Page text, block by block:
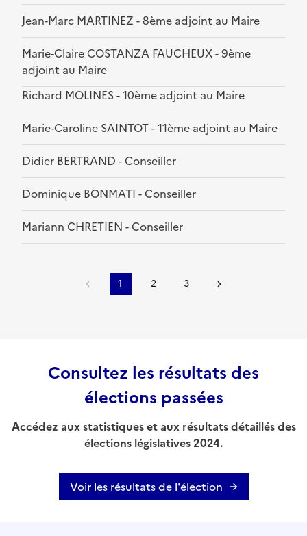
Jean-Marc MARTINEZ - 8ème adjoint au Maire
Marie-Claire COSTANZA FAUCHEUX - 9ème
adjoint au Maire
Richard MOLINES - 10ème adjoint au Maire
Marie-Caroline SAINTOT - 11ème adjoint au Maire
Didier BERTRAND - Conseiller
Dominique BONMATI - Conseiller
Mariann CHRETIEN - Conseiller
1 2 3
Consultez les résultats des
élections passées
Accédez aux statistiques et aux résultats détaillés des
élections législatives 2024.
Voir les résultats de l'élection